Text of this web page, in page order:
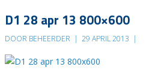
D1 28 apr 13 800×600
DOOR BEHEERDER | 29 APRIL 2013 |